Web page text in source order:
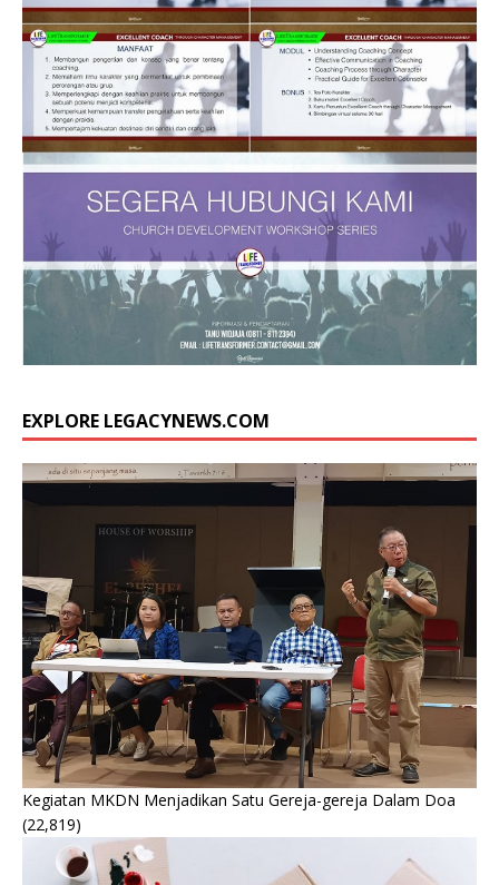
EXPLORE LEGACYNEWS.COM
Kegiatan MKDN Menjadikan Satu Gereja-gereja Dalam Doa
(22,819)